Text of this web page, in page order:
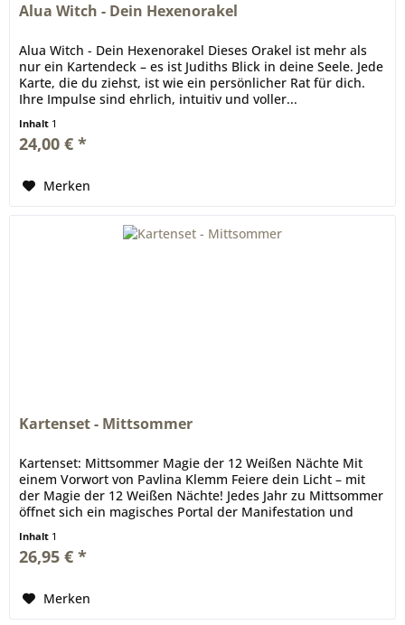
Alua Witch - Dein Hexenorakel
Alua Witch - Dein Hexenorakel Dieses Orakel ist mehr als
nur ein Kartendeck – es ist Judiths Blick in deine Seele. Jede
Karte, die du ziehst, ist wie ein persönlicher Rat für dich.
Ihre Impulse sind ehrlich, intuitiv und voller...
Inhalt 1
24,00 € *
Merken
Kartenset - Mittsommer
Kartenset: Mittsommer Magie der 12 Weißen Nächte Mit
einem Vorwort von Pavlina Klemm Feiere dein Licht – mit
der Magie der 12 Weißen Nächte! Jedes Jahr zu Mittsommer
öffnet sich ein magisches Portal der Manifestation und
Inhalt 1
26,95 € *
Merken